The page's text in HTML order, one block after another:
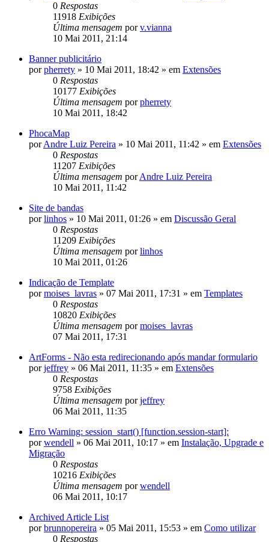
0 Respostas
11918 Exibições
Última mensagem porv.vianna
10 Mai 2011, 21:14
Banner publicitário
porpherrety » 10 Mai 2011, 18:42 » em Extensões
0 Respostas
10177 Exibições
Última mensagem porpherrety
10 Mai 2011, 18:42
PhocaMap
porAndre Luiz Pereira » 10 Mai 2011, 11:42 » em Extensões
0 Respostas
11207 Exibições
Última mensagem porAndre Luiz Pereira
10 Mai 2011, 11:42
Site de bandas
porlinhos » 10 Mai 2011, 01:26 » em Discussão Geral
0 Respostas
11209 Exibições
Última mensagem porlinhos
10 Mai 2011, 01:26
Indicação de Template
pormoises_lavras » 07 Mai 2011, 17:31 » em Templates
0 Respostas
10820 Exibições
Última mensagem pormoises_lavras
07 Mai 2011, 17:31
ArtForms - Não esta redirecionando após mandar formulario
porjeffrey » 06 Mai 2011, 11:35 » em Extensões
0 Respostas
9758 Exibições
Última mensagem porjeffrey
06 Mai 2011, 11:35
Erro Warning: session_start() [function.session-start]:
porwendell » 06 Mai 2011, 10:17 » em Instalação, Upgrade e
Migração
0 Respostas
10216 Exibições
Última mensagem porwendell
06 Mai 2011, 10:17
Archived Article List
porbrunnopereira » 05 Mai 2011, 15:53 » em Como utilizar
0 Respostas